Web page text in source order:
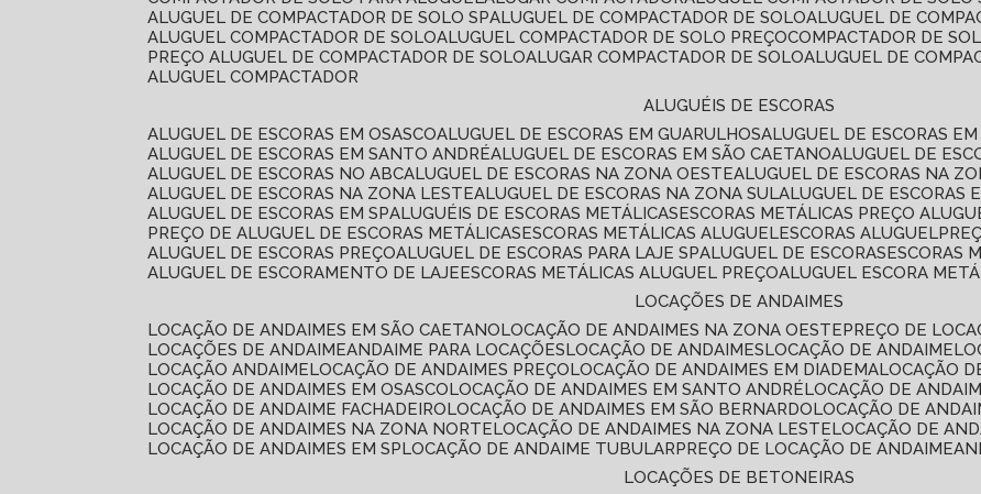
ALUGUEL DE COMPACTADOR DE SOLO SP ALUGUEL DE COMPACTADOR DE SOLO ALUGUEL DE
ALUGUEL COMPACTADOR DE SOLO ALUGUEL COMPACTADOR DE SOLO PREÇO COMPACTADOR DE
PREÇO ALUGUEL DE COMPACTADOR DE SOLO ALUGAR COMPACTADOR DE SOLO ALUGUEL DE
ALUGUEL COMPACTADOR
ALUGUÉIS DE ESCORAS
ALUGUEL DE ESCORAS EM OSASCO ALUGUEL DE ESCORAS EM GUARULHOS ALUGUEL DE ESCORAS
ALUGUEL DE ESCORAS EM SANTO ANDRÉ ALUGUEL DE ESCORAS EM SÃO CAETANO ALUGUEL DE
ALUGUEL DE ESCORAS NO ABC ALUGUEL DE ESCORAS NA ZONA OESTE ALUGUEL DE ESCORAS NA
ALUGUEL DE ESCORAS NA ZONA LESTE ALUGUEL DE ESCORAS NA ZONA SUL ALUGUEL DE ESCORAS
ALUGUEL DE ESCORAS EM SP ALUGUÉIS DE ESCORAS METÁLICAS
ESCORAS METÁLICAS PREÇO
PREÇO DE ALUGUEL DE ESCORAS METÁLICAS
ESCORAS METÁLICAS ALUGUEL ESCORAS ALUGUEL
ALUGUEL DE ESCORAS PREÇO ALUGUEL DE ESCORAS PARA LAJE SP ALUGUEL DE ESCORAS
ESCORAS
ALUGUEL DE ESCORAMENTO DE LAJE
ESCORAS METÁLICAS ALUGUEL PREÇO ALUGUEL ESCORA
LOCAÇÕES DE ANDAIMES
LOCAÇÃO DE ANDAIMES EM SÃO CAETANO LOCAÇÃO DE ANDAIMES NA ZONA OESTE
PREÇO DE
LOCAÇÕES DE ANDAIME ANDAIME PARA LOCAÇÕES LOCAÇÃO DE ANDAIMES LOCAÇÃO DE ANDAIME
LOCAÇÃO ANDAIME LOCAÇÃO DE ANDAIMES PREÇO LOCAÇÃO DE ANDAIMES EM DIADEMA LOCAÇÃO
LOCAÇÃO DE ANDAIMES EM OSASCO LOCAÇÃO DE ANDAIMES EM SANTO ANDRÉ LOCAÇÃO DE
LOCAÇÃO DE ANDAIME FACHADEIRO LOCAÇÃO DE ANDAIMES EM SÃO BERNARDO LOCAÇÃO DE
LOCAÇÃO DE ANDAIMES NA ZONA NORTE LOCAÇÃO DE ANDAIMES NA ZONA LESTE LOCAÇÃO DE
LOCAÇÃO DE ANDAIMES EM SP LOCAÇÃO DE ANDAIME TUBULAR PREÇO DE LOCAÇÃO DE ANDAIME
LOCAÇÕES DE BETONEIRAS